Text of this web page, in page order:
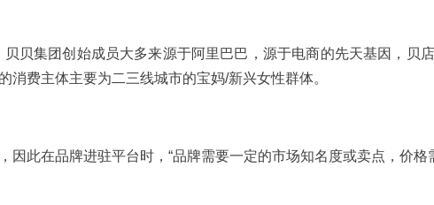
贝集团创始成员大多来源于阿里巴巴，源于电商的先天基因，贝
费主体主要为二三线城市的宝妈/新兴女性群体。
此在品牌进驻平台时，“品牌需要一定的市场知名度或卖点，价格